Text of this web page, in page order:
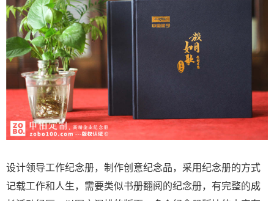
设计领导工作纪念册，制作创意纪念品，采用纪念册的方式
记载工作和人生，需要类似书册翻阅的纪念册，有完整的成